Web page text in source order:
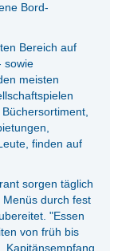
Bord-
Bereich auf
sowie
meisten
finden auf
sorgen täglich
durch fest
"Essen
von früh bis
Kapitänsempfang